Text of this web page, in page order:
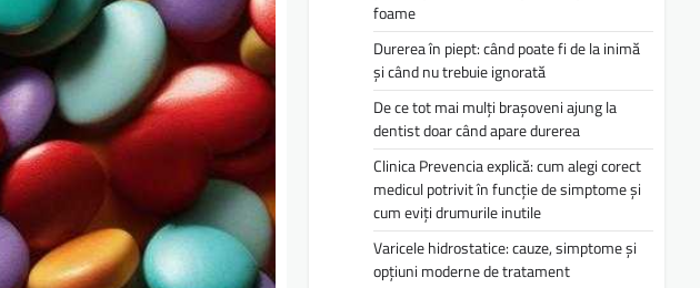
foame
Durerea în piept: când poate fi de la inimă
și când nu trebuie ignorată
De ce tot mai mulți brașoveni ajung la
dentist doar când apare durerea
Clinica Prevencia explică: cum alegi corect
medicul potrivit în funcție de simptome și
cum eviți drumurile inutile
Varicele hidrostatice: cauze, simptome și
opțiuni moderne de tratament